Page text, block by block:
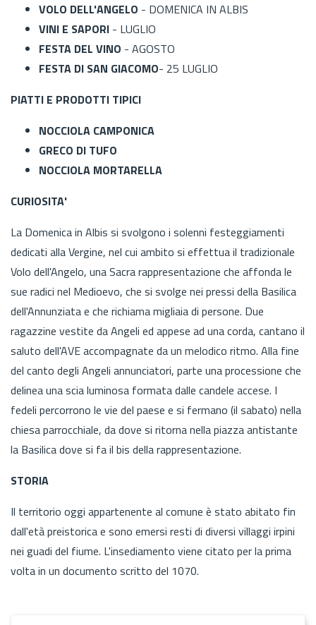
VOLO DELL'ANGELO - DOMENICA IN ALBIS
VINI E SAPORI - LUGLIO
FESTA DEL VINO - AGOSTO
FESTA DI SAN GIACOMO- 25 LUGLIO
PIATTI E PRODOTTI TIPICI
NOCCIOLA CAMPONICA
GRECO DI TUFO
NOCCIOLA MORTARELLA
CURIOSITA'
La Domenica in Albis si svolgono i solenni festeggiamenti
dedicati alla Vergine, nel cui ambito si effettua il tradizionale
Volo dell'Angelo, una Sacra rappresentazione che affonda le
sue radici nel Medioevo, che si svolge nei pressi della Basilica
dell'Annunziata e che richiama migliaia di persone. Due
ragazzine vestite da Angeli ed appese ad una corda, cantano il
saluto dell'AVE accompagnate da un melodico ritmo. Alla fine
del canto degli Angeli annunciatori, parte una processione che
delinea una scia luminosa formata dalle candele accese. I
fedeli percorrono le vie del paese e si fermano (il sabato) nella
chiesa parrocchiale, da dove si ritorna nella piazza antistante
la Basilica dove si fa il bis della rappresentazione.
STORIA
Il territorio oggi appartenente al comune è stato abitato fin
dall'età preistorica e sono emersi resti di diversi villaggi irpini
nei guadi del fiume. L'insediamento viene citato per la prima
volta in un documento scritto del 1070.